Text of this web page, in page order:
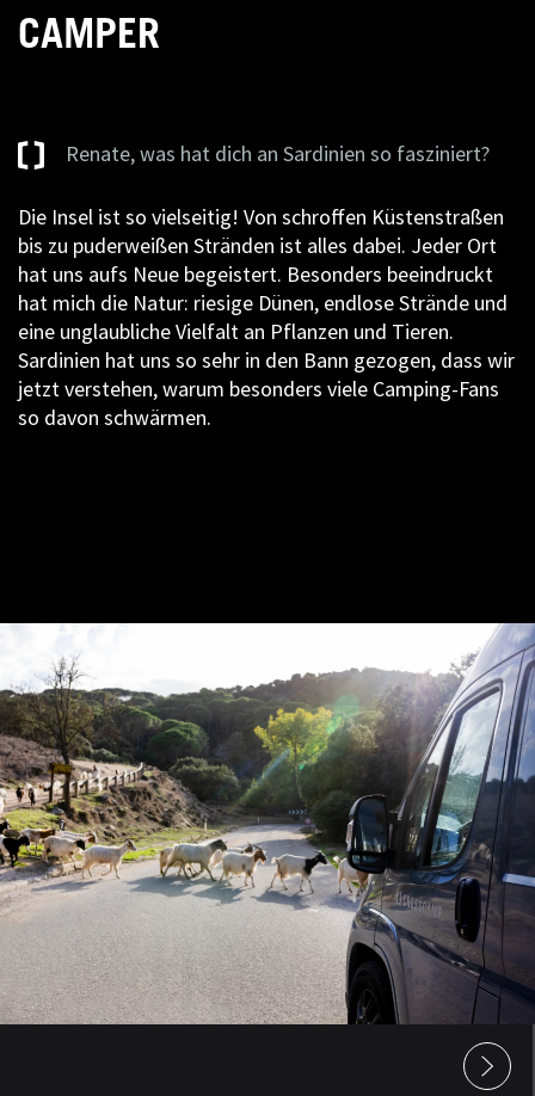
CAMPER
Renate, was hat dich an Sardinien so fasziniert?
Die Insel ist so vielseitig! Von schroffen Küstenstraßen
bis zu puderweißen Stränden ist alles dabei. Jeder Ort
hat uns aufs Neue begeistert. Besonders beeindruckt
hat mich die Natur: riesige Dünen, endlose Strände und
eine unglaubliche Vielfalt an Pflanzen und Tieren.
Sardinien hat uns so sehr in den Bann gezogen, dass wir
jetzt verstehen, warum besonders viele Camping-Fans
so davon schwärmen.